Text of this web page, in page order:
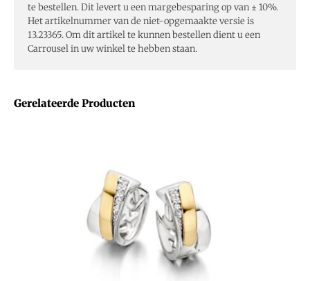
Gerelateerde Producten
te bestellen. Dit levert u een margebesparing op van ± 10%.
Het artikelnummer van de niet-opgemaakte versie is
13.23365. Om dit artikel te kunnen bestellen dient u een
Carrousel in uw winkel te hebben staan.